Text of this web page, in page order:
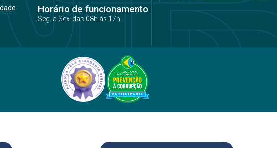
Horário de funcionamento
Seg. a Sex. das 08h às 17h